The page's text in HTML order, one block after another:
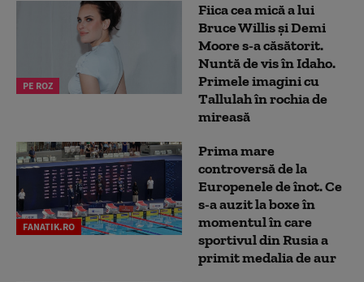
PE ROZ
Fiica cea mică a lui
Bruce Willis și Demi
Moore s-a căsătorit.
Nuntă de vis în Idaho.
Primele imagini cu
Tallulah în rochia de
mireasă
FANATIK.RO
Prima mare
controversă de la
Europenele de înot. Ce
s-a auzit la boxe în
momentul în care
sportivul din Rusia a
primit medalia de aur